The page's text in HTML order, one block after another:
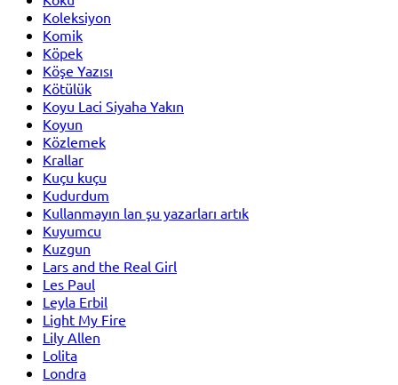
Koleksiyon
Komik
Köpek
Köşe Yazısı
Kötülük
Koyu Laci Siyaha Yakın
Koyun
Közlemek
Krallar
Kuçu kuçu
Kudurdum
Kullanmayın lan şu yazarları artık
Kuyumcu
Kuzgun
Lars and the Real Girl
Les Paul
Leyla Erbil
Light My Fire
Lily Allen
Lolita
Londra